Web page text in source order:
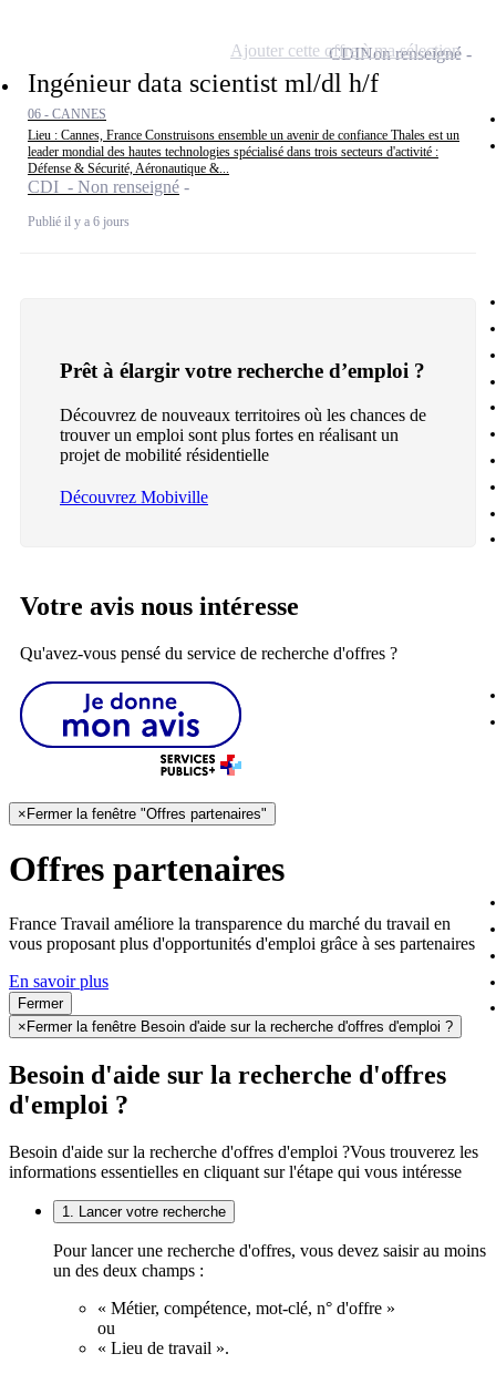
Ingénieur data scientist ml/dl h/f
06 - CANNES
Lieu : Cannes, France Construisons ensemble un avenir de confiance Thales est un
leader mondial des hautes technologies spécialisé dans trois secteurs d'activité :
Défense & Sécurité, Aéronautique &...
CDI - Non renseigné
Publié il y a 6 jours
CDINon renseigné
Ajouter cette offre à ma sélection
Prêt à élargir votre recherche d’emploi ?
Découvrez de nouveaux territoires où les chances de
trouver un emploi sont plus fortes en réalisant un
projet de mobilité résidentielle
Découvrez Mobiville
Votre avis nous intéresse
Qu'avez-vous pensé du service de recherche d'offres ?
× Fermer la fenêtre "Offres partenaires"
Offres partenaires
France Travail améliore la transparence du marché du travail en
vous proposant plus d'opportunités d'emploi grâce à ses partenaires
En savoir plus
Fermer
× Fermer la fenêtre Besoin d'aide sur la recherche d'offres d'emploi ?
Besoin d'aide sur la recherche d'offres
d'emploi ?
Besoin d'aide sur la recherche d'offres d'emploi ?Vous trouverez les
informations essentielles en cliquant sur l'étape qui vous intéresse
1. Lancer votre recherche
Pour lancer une recherche d'offres, vous devez saisir au moins
un des deux champs :
« Métier, compétence, mot-clé, n° d'offre »
ou
« Lieu de travail ».